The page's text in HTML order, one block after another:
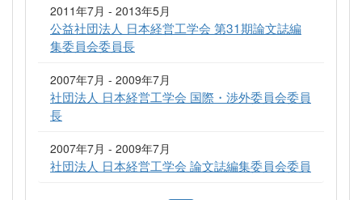
2011年7月 - 2013年5月
公益社団法人 日本経営工学会 第31期論文誌編
集委員会委員長
2007年7月 - 2009年7月
社団法人 日本経営工学会 国際・渉外委員会委員
長
2007年7月 - 2009年7月
社団法人 日本経営工学会 論文誌編集委員会委員